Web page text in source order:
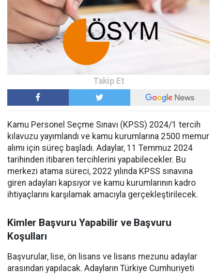
Kamu Personel Seçme Sınavı (KPSS) 2024/1 tercih
kılavuzu yayımlandı ve kamu kurumlarına 2500 memur
alımı için süreç başladı. Adaylar, 11 Temmuz 2024
tarihinden itibaren tercihlerini yapabilecekler. Bu
merkezi atama süreci, 2022 yılında KPSS sınavına
giren adayları kapsıyor ve kamu kurumlarının kadro
ihtiyaçlarını karşılamak amacıyla gerçekleştirilecek.
Kimler Başvuru Yapabilir ve Başvuru
Koşulları
Başvurular, lise, ön lisans ve lisans mezunu adaylar
arasından yapılacak. Adayların Türkiye Cumhuriyeti